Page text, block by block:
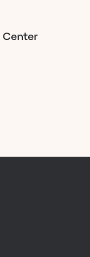
Center